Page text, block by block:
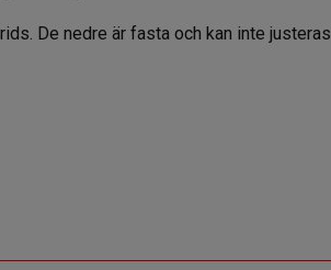
De nedre är fasta och kan inte justeras.